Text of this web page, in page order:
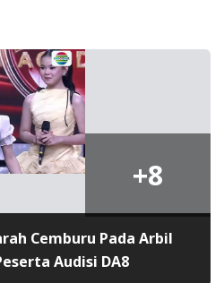
+8
Cemburu Pada Arbil
Audisi DA8